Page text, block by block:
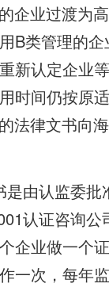
企业过渡为
B类管理的
新认定企业
时间仍按原
法律文书向
是由认监委批
认证咨询
企业做一个
一次，每年